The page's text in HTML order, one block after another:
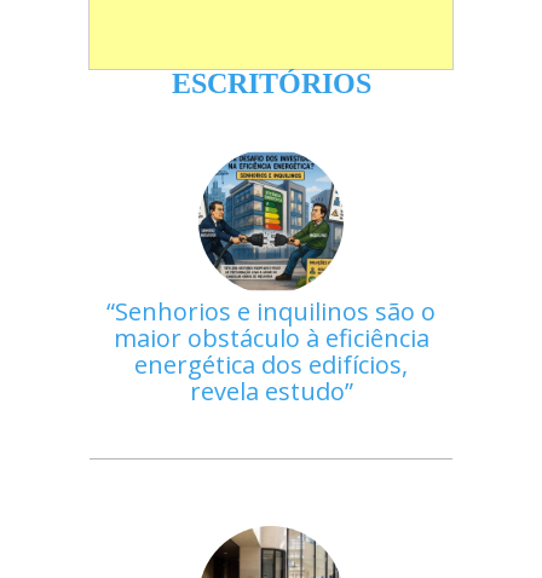
ESCRITÓRIOS
Senhorios e inquilinos são o
maior obstáculo à eficiência
energética dos edifícios,
revela estudo